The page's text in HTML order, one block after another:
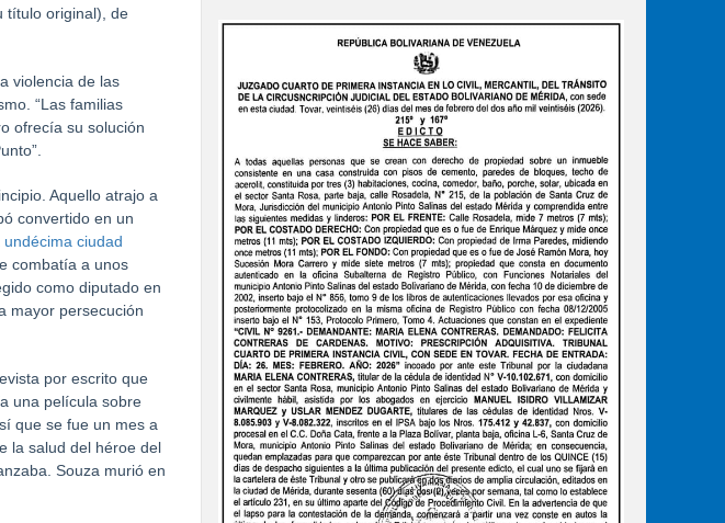
título original), de
violencia de las
“Las familias
ofrecía su solución
Aquello atrajo a
convertido en un
undécima ciudad
combatía a unos
como diputado en
mayor persecución
por escrito que
una película sobre
que se fue un mes a
la salud del héroe del
Souza murió en